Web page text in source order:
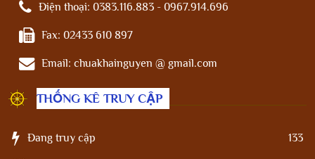
Điện thoại: 0383.116.883 - 0967.914.696
Fax: 02433 610 897
Email: chuakhainguyen @ gmail.com
THỐNG KÊ TRUY CẬP
Đang truy cập 133